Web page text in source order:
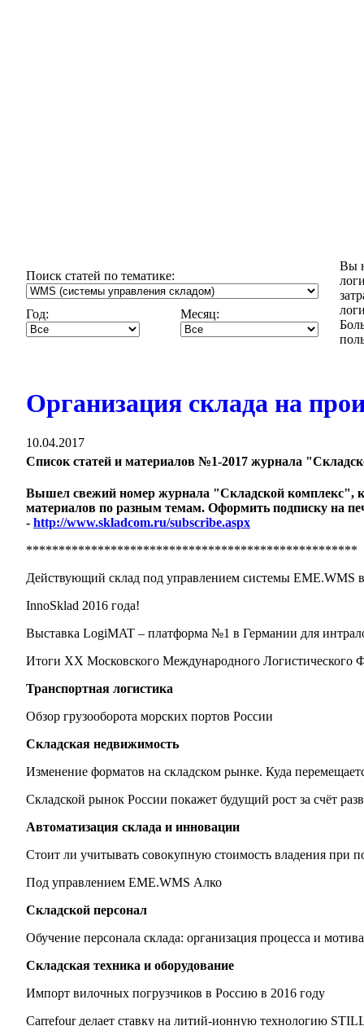
Поиск статей по тематике:
Год: Месяц:
Вы
Организация склада на
10.04.2017
Список статей и материалов №1-2017 журнала
Вышел свежий номер журнала "Складской комплекс",
материалов по разным темам. Оформить подписку на
- http://www.skladcom.ru/subscribe.aspx
***************************************************
Действующий склад под управлением системы EME.WMS
InnoSklad 2016 года!
Выставка LogiMAT – платформа №1 в Германии для
Итоги XX Московского Международного Логистического
Транспортная логистика
Обзор грузооборота морских портов России
Складская недвижимость
Изменение форматов на складском рынке. Куда
Складской рынок России покажет будущий рост за счёт
Автоматизация склада и инновации
Стоит ли учитывать совокупную стоимость владения при
Под управлением EME.WMS Алко
Складской персонал
Обучение персонала склада: организация процесса и
Складская техника и оборудование
Импорт вилочных погрузчиков в Россию в 2016 году
Carrefour делает ставку на литий-ионную технологию